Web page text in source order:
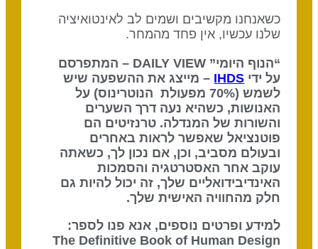
כשאנחנו מקשיבים ושמים לב לאינטואיציה
שלנו עכשיו, אין פחד מהמחר.
“הנוף היומי” DAILY VIEW – המתפרסם
על ידיIHDS – מייצג את ההשפעה שיש
לשמש (70% מפעולת הנוטרינוס) על
האנושות, כשהיא נעה דרך השערים
והשורות של המנדלה. טרנזיטים הם
פוטנציאל שאפשר לראות באחרים
ובעולם מסביב, וכן, אם נכון לך, כשאתה
עוקב אחר האסטרטגיה והסמכות
האינדיבידואליים שלך, זה יכול להיות גם
חלק מהחוויה האישית שלך.
למידע ופרטים נוספים, אנא פנו לספר:
The Definitive Book of Human Design